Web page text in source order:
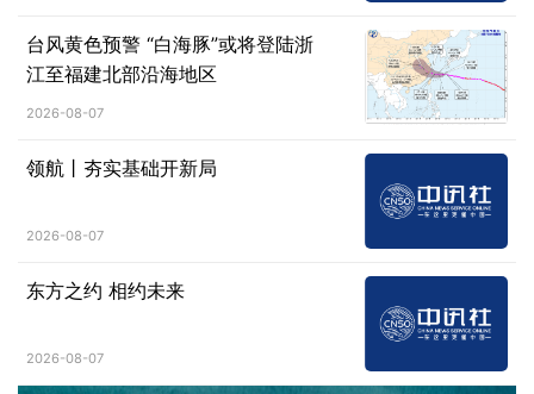
台风黄色预警 “白海豚”或将登陆浙
江至福建北部沿海地区
2026-08-07
领航丨夯实基础开新局
2026-08-07
东方之约 相约未来
2026-08-07